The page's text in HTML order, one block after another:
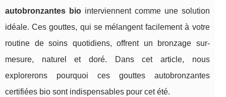
autobronzantes biointerviennent comme une solution
idéale. Ces gouttes, qui se mélangent facilement à votre
routine de soins quotidiens, offrent un bronzage sur-
mesure, naturel et doré. Dans cet article, nous
explorerons pourquoi ces gouttes autobronzantes
certifiées bio sont indispensables pour cet été.